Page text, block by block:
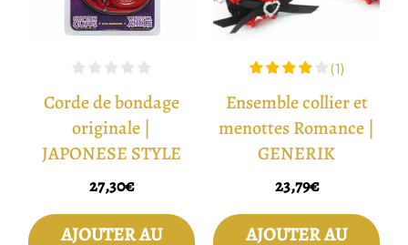
Corde de bondage
originale |
JAPONESE STYLE
27,30€
AJOUTER AU
(1)
Ensemble collier et
menottes Romance |
GENERIK
23,79€
AJOUTER AU